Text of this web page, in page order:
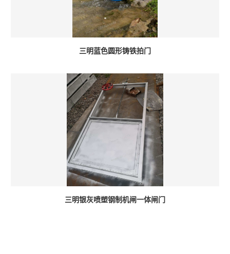
三明蓝色圆形铸铁拍门
三明银灰喷塑钢制机闸一体闸门